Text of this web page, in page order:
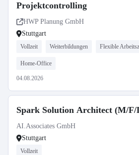
Projektcontrolling
HWP Planung GmbH
Stuttgart
Vollzeit Weiterbildungen Flexible
Home-Office
04.08.2026
Spark Solution Architect (M/F/
AI.Associates GmbH
Stuttgart
Vollzeit